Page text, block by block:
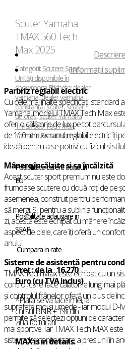
Scuter Yamaha
TMAX 560 Tech
Max 2025
Categorii: Scutere Sport,
Unități disponibile în
showroomEtichete:dealer
yamaha,dealer yamaha
constanta,scuter,scuter
de oras,scuter Yamaha
Tmax 560 Tech Max,
YamahaBrand:Yamaha
Posibilitate cerere Fonduri
EU
Posibilitate adaugare in
SEAP
Cumpara in rate
Preț : de la16.270
Euro (cu TVA inclus)
*Plata se va face in lei, la
cursul BNR + 1% din
ziua facturarii.
MAX is in details.
Descriere
Informații
Parbriz reglabil electric
Cu cele mai înalte specificații standard
Yamaha, modelul TMAX Tech Max
oferi o călătorie de lux pe tot parcursul
de 110 mm, ecranul reglabil electric îți
ideală pentru a se potrivi cu fizicul și
Mânere încălzite și șa încălzită
Acest scuter sport premium nu este
frumoase scutere cu două roți de pe
asemenea, construit pentru
să mergi. Și, pentru a sublinia
zi, acesta este echipat cu mânere
aspect de piele, care îți oferă un
anului.
Sisteme de asistență pentru
TMAX Tech Max este echipat cu un
control, care face călătoriile lungi mai
și controlul frânelor oferă un plus de
suprafețe moi și umede - iar modul D-
permite să selectezi opțiuni de
mai sportive. Iar TMAX Tech MAX
sistem de monitorizare a presiunii în